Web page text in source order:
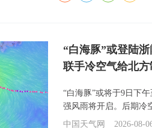
“白海豚”或登陆
联手冷空气给北
“白海豚”或将于9日下
强风雨将开启。后期冷
中国天气网
2026-08-